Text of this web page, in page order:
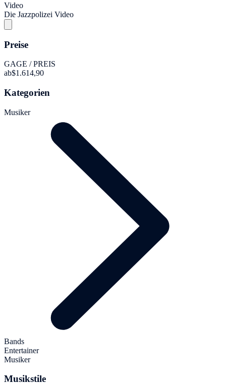
Video
Die Jazzpolizei Video
Preise
GAGE / PREIS
ab$1.614,90
Kategorien
Musiker
Bands
Entertainer
Musiker
Musikstile